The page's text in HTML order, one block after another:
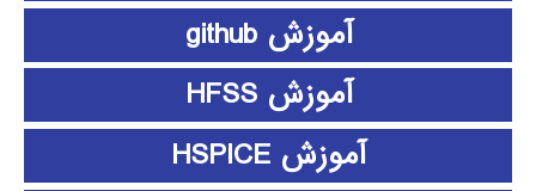
آموزش github
آموزش HFSS
آموزش HSPICE